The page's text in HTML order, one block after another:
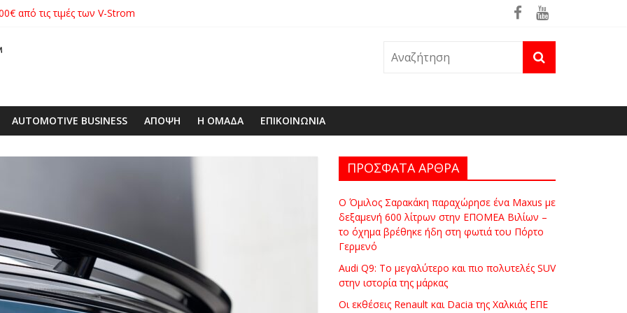
από τις τιμές των V-Strom
SUV στην ιστορία της μάρκας
ΕΠΕ αποκτούν νέα εταιρική ταυτότητα
ειδική επετειακή τιμή
AUTOMOTIVE BUSINESS ΑΠΟΨΗ Η ΟΜΑΔΑ ΕΠΙΚΟΙΝΩΝΙΑ
ΠΡΟΣΦΑΤΑ ΑΡΘΡΑ
Ο Όμιλος Σαρακάκη παραχώρησε ένα Maxus με
δεξαμενή 600 λίτρων στην ΕΠΟΜΕΑ Βιλίων –
το όχημα βρέθηκε ήδη στη φωτιά του Πόρτο
Γερμενό
Audi Q9: Το μεγαλύτερο και πιο πολυτελές SUV
στην ιστορία της μάρκας
Οι εκθέσεις Renault και Dacia της Χαλκιάς ΕΠΕ